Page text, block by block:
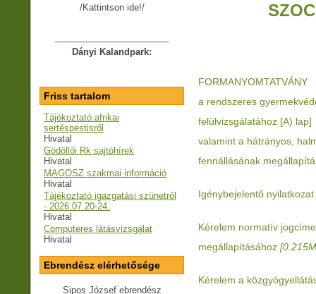
/Kattintson ide!/
Dányi Kalandpark:
Friss tartalom
Tájékoztató afrikai
sertéspestisről
Hivatal
Gödöllői Rk sajtóhírek
Hivatal
MAGOSZ szakmai információ
Hivatal
Tájékoztató igazgatási szünetről
- 2026.07.20-24.
Hivatal
Computeres látásvizsgálat
Hivatal
Ebrendész elérhetősége
Sipos József ebrendész
FORMANYOMTATVÁNY
a rendszeres
felülvizsgálatához [A) lap]
valamint a hátrányos,
fennállásának
Igénybejelentő
Kérelem normatív
megállapításához
Kérelem a